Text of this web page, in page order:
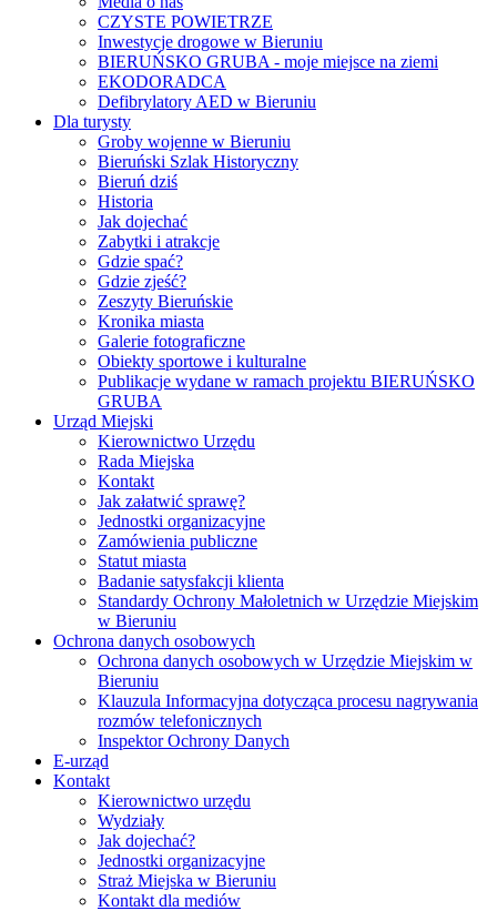
CZYSTE POWIETRZE
Inwestycje drogowe w Bieruniu
BIERUŃSKO GRUBA - moje miejsce na ziemi
EKODORADCA
Defibrylatory AED w Bieruniu
Dla turysty
Groby wojenne w Bieruniu
Bieruński Szlak Historyczny
Bieruń dziś
Historia
Jak dojechać
Zabytki i atrakcje
Gdzie spać?
Gdzie zjeść?
Zeszyty Bieruńskie
Kronika miasta
Galerie fotograficzne
Obiekty sportowe i kulturalne
Publikacje wydane w ramach projektu BIERUŃSKO
GRUBA
Urząd Miejski
Kierownictwo Urzędu
Rada Miejska
Kontakt
Jak załatwić sprawę?
Jednostki organizacyjne
Zamówienia publiczne
Statut miasta
Badanie satysfakcji klienta
Standardy Ochrony Małoletnich w Urzędzie Miejskim
w Bieruniu
Ochrona danych osobowych
Ochrona danych osobowych w Urzędzie Miejskim w
Bieruniu
Klauzula Informacyjna dotycząca procesu nagrywania
rozmów telefonicznych
Inspektor Ochrony Danych
E-urząd
Kontakt
Kierownictwo urzędu
Wydziały
Jak dojechać?
Jednostki organizacyjne
Straż Miejska w Bieruniu
Kontakt dla mediów